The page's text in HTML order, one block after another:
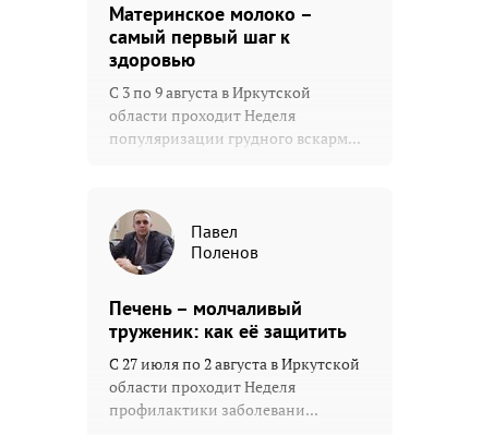
Материнское молоко –
самый первый шаг к
здоровью
С 3 по 9 августа в Иркутской
области проходит Неделя
популяризации грудного вскарм...
Павел
Поленов
Печень – молчаливый
труженик: как её защитить
С 27 июля по 2 августа в Иркутской
области проходит Неделя
профилактики заболевани...